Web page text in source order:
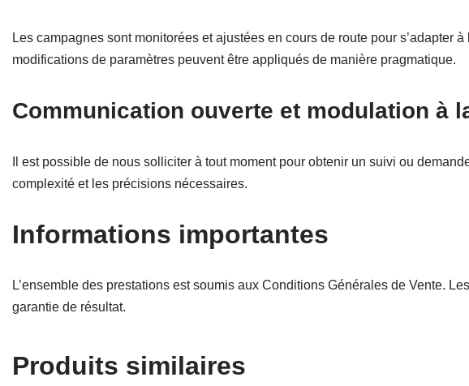
Les campagnes sont monitorées et ajustées en cours de route pour
modifications de paramètres peuvent être appliqués de manière pragmatique.
Communication ouverte et modulation à
Il est possible de nous solliciter à tout moment pour obtenir un suivi ou
complexité et les précisions nécessaires.
Informations importantes
L’ensemble des prestations est soumis aux Conditions Générales de Vente.
garantie de résultat.
Produits similaires